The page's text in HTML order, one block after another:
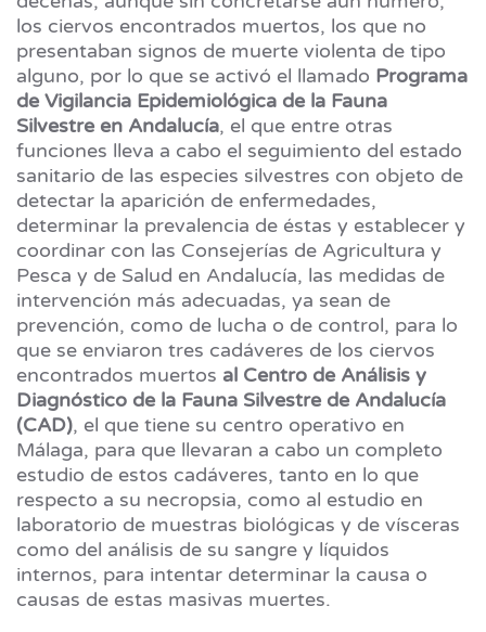
los ciervos encontrados muertos, los que no
presentaban signos de muerte violenta de tipo
alguno, por lo que se activó el llamado Programa
de Vigilancia Epidemiológica de la Fauna
Silvestre en Andalucía, el que entre otras
funciones lleva a cabo el seguimiento del estado
sanitario de las especies silvestres con objeto de
detectar la aparición de enfermedades,
determinar la prevalencia de éstas y establecer y
coordinar con las Consejerías de Agricultura y
Pesca y de Salud en Andalucía, las medidas de
intervención más adecuadas, ya sean de
prevención, como de lucha o de control, para lo
que se enviaron tres cadáveres de los ciervos
encontrados muertos al Centro de Análisis y
Diagnóstico de la Fauna Silvestre de Andalucía
(CAD), el que tiene su centro operativo en
Málaga, para que llevaran a cabo un completo
estudio de estos cadáveres, tanto en lo que
respecto a su necropsia, como al estudio en
laboratorio de muestras biológicas y de vísceras
como del análisis de su sangre y líquidos
internos, para intentar determinar la causa o
causas de estas masivas muertes.